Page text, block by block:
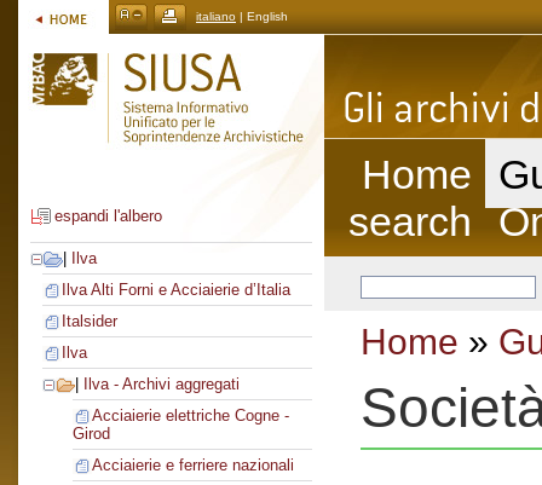
italiano | English
espandi l'albero
Ilva
Ilva Alti Forni e Acciaierie d’Italia
Italsider
Ilva
Ilva - Archivi aggregati
Acciaierie elettriche Cogne -
Girod
Acciaierie e ferriere nazionali
Home
search
Home »